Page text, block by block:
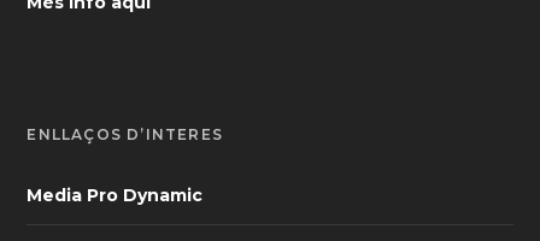
ENLLAÇOS D’INTERÈS
Media Pro Dynamic